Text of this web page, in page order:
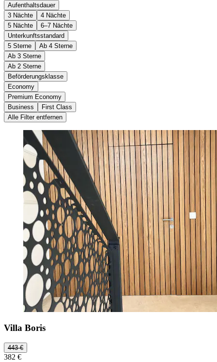
Aufenthaltsdauer
3 Nächte
4 Nächte
5 Nächte
6–7 Nächte
Unterkunftsstandard
5 Sterne
Ab 4 Sterne
Ab 3 Sterne
Ab 2 Sterne
Beförderungsklasse
Economy
Premium Economy
Business
First Class
Alle Filter entfernen
Villa Boris
443 €
382 €